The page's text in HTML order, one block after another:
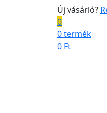
Új vásárló?
0
0 termék
0 Ft